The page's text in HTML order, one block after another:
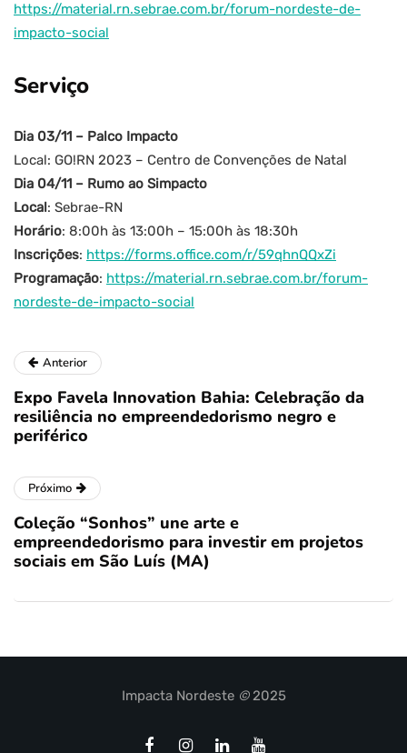
https://material.rn.sebrae.com.br/forum-nordeste-de-
impacto-social
Serviço
Dia 03/11 – Palco Impacto
Local: GO!RN 2023 – Centro de Convenções de Natal
Dia 04/11 – Rumo ao Simpacto
Local: Sebrae-RN
Horário: 8:00h às 13:00h – 15:00h às 18:30h
Inscrições: https://forms.office.com/r/59qhnQQxZi
Programação: https://material.rn.sebrae.com.br/forum-
nordeste-de-impacto-social
Anterior
Expo Favela Innovation Bahia: Celebração da
resiliência no empreendedorismo negro e
periférico
Próximo
Coleção “Sonhos” une arte e
empreendedorismo para investir em projetos
sociais em São Luís (MA)
Impacta Nordeste ©2025